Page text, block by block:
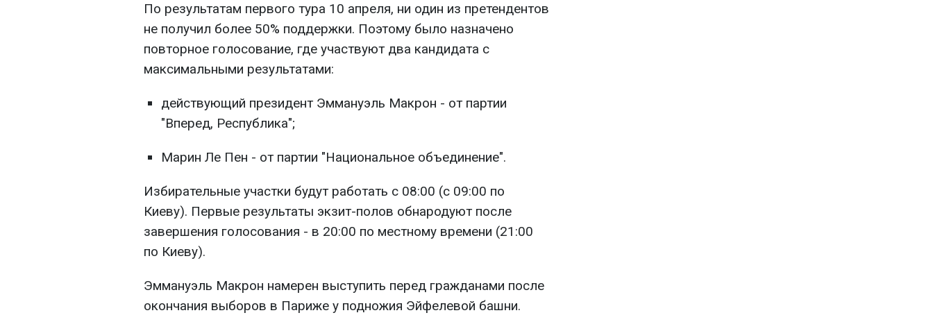
По результатам первого тура 10 апреля, ни один из претендентов
не получил более 50% поддержки. Поэтому было назначено
повторное голосование, где участвуют два кандидата с
максимальными результатами:
действующий президент Эммануэль Макрон - от партии
"Вперед, Республика";
Марин Ле Пен - от партии "Национальное объединение".
Избирательные участки будут работать с 08:00 (с 09:00 по
Киеву). Первые результаты экзит-полов обнародуют после
завершения голосования - в 20:00 по местному времени (21:00
по Киеву).
Эммануэль Макрон намерен выступить перед гражданами после
окончания выборов в Париже у подножия Эйфелевой башни.